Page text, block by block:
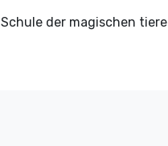
Schule der magischen tiere